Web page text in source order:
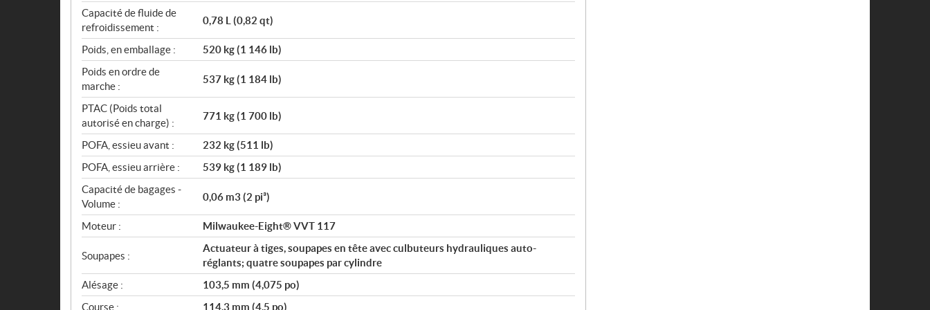
Capacité de fluide de
refroidissement :
0,78 L (0,82 qt)
Poids, en emballage :
520 kg (1 146 lb)
Poids en ordre de
marche :
537 kg (1 184 lb)
PTAC (Poids total
autorisé en charge) :
771 kg (1 700 lb)
POFA, essieu avant :
232 kg (511 lb)
POFA, essieu arrière :
539 kg (1 189 lb)
Capacité de bagages -
Volume :
0,06 m3 (2 pi³)
Moteur : Milwaukee-Eight® VVT 117
Soupapes :
Actuateur à tiges, soupapes en tête avec culbuteurs hydrauliques auto-
réglants; quatre soupapes par cylindre
Alésage :
103,5 mm (4,075 po)
Course :
114,3 mm (4,5 po)